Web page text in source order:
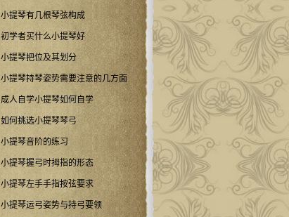
小提琴有几根琴弦构成
初学者买什么小提琴好
小提琴把位及其划分
小提琴持琴姿势需要注意的几方面
成人自学小提琴如何自学
如何挑选小提琴琴弓
小提琴音阶的练习
小提琴握弓时拇指的形态
小提琴左手手指按弦要求
小提琴运弓姿势与持弓要领